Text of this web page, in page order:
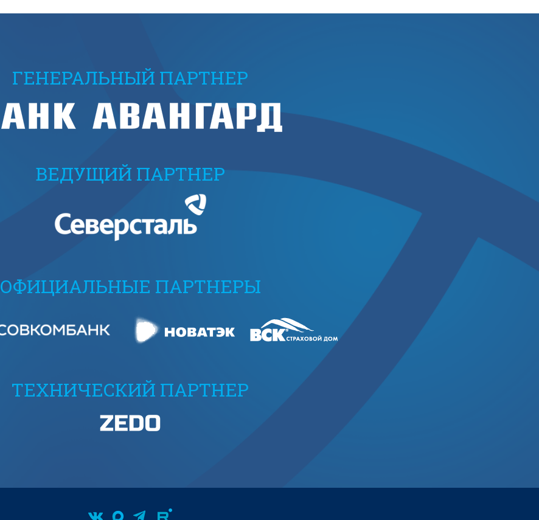
ГЕНЕРАЛЬНЫЙ ПАРТНЕР
ВЕДУЩИЙ ПАРТНЕР
ОФИЦИАЛЬНЫЕ ПАРТНЕРЫ
ТЕХНИЧЕСКИЙ ПАРТНЕР